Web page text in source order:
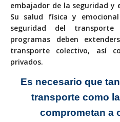
embajador de la seguridad y
Su salud física y
seguridad del
programas deben
transporte colectivo, así
privados.
Es necesario que
transporte como
comprometan a